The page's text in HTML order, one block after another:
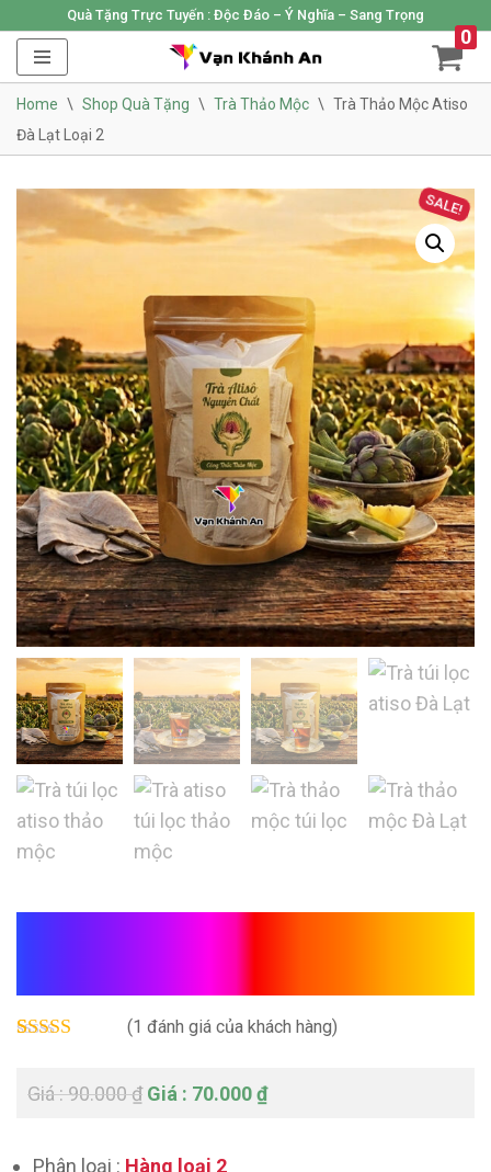
Skip
Quà Tặng Trực Tuyến : Độc Đáo – Ý Nghĩa – Sang Trọng
0
Home \ Shop Quà Tặng \ Trà Thảo Mộc \ Trà Thảo Mộc Atiso
Đà Lạt Loại 2
SALE!
based on
(1 đánh giá của khách hàng)
90.000₫ 70.000₫
Phân loại : Hàng loại 2